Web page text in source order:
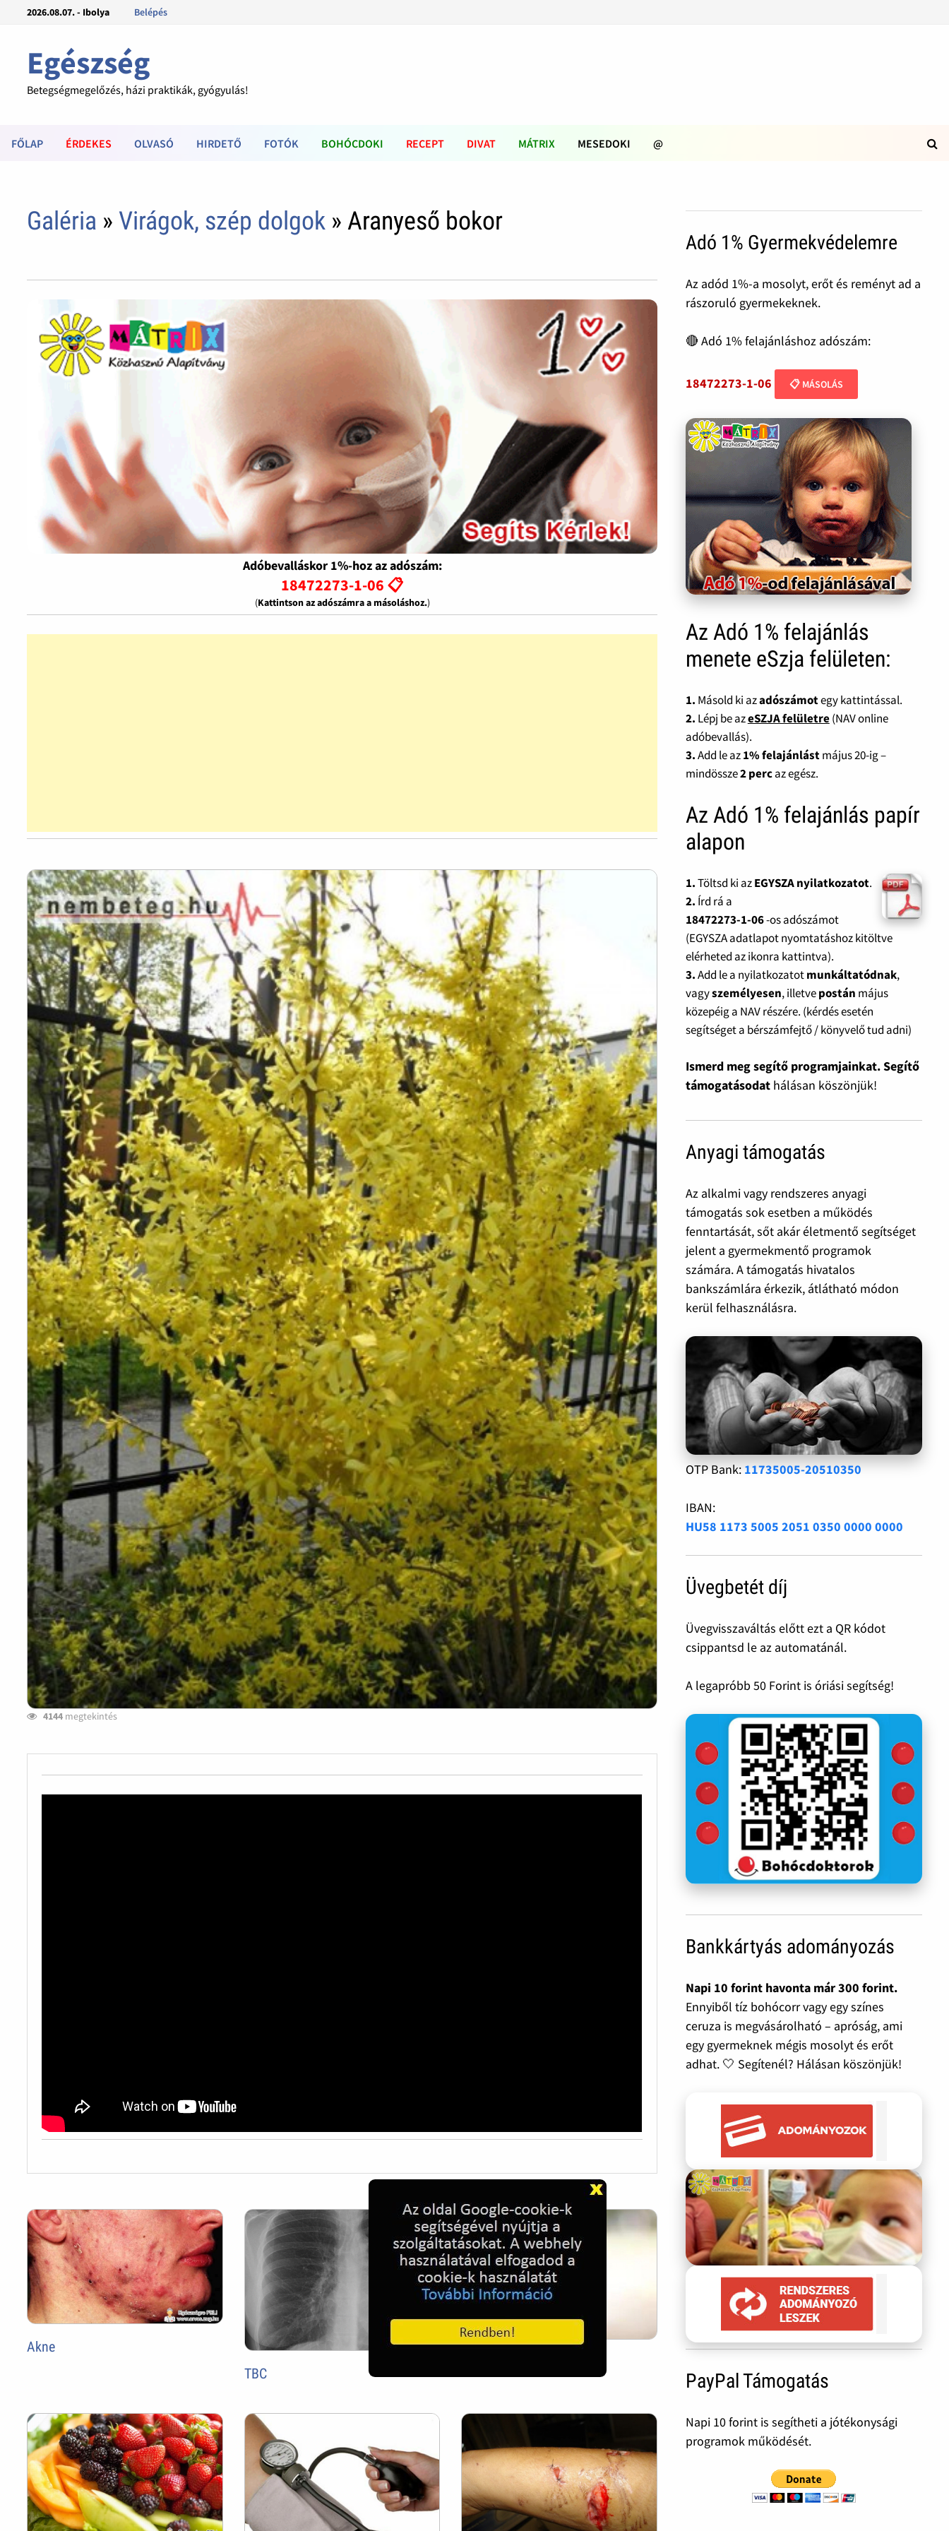
2026.08.07. - Ibolya Belépés
Egészség
Betegségmegelőzés, házi praktikák, gyógyulás!
FŐLAP ÉRDEKES OLVASÓ HIRDETŐ FOTÓK BOHÓCDOKI RECEPT DIVAT MÁTRIX MESEDOKI @
Galéria » Virágok, szép dolgok » Aranyeső bokor
Adóbevalláskor 1%-hoz az adószám:
18472273-1-06 📋
(Kattintson az adószámra a másoláshoz.)
4144 megtekintés
Akne
TBC
Adó 1% Gyermekvédelemre
Az adód 1%-a mosolyt, erőt és reményt ad a
rászoruló gyermekeknek.
🔴 Adó 1% felajánláshoz adószám:
18472273-1-06 📋 MÁSOLÁS
Az Adó 1% felajánlás
menete eSzja felületen:
1. Másold ki azadószámotegy kattintással.
2. Lépj be azeSZJA felületre(NAV online
adóbevallás).
3.Add le az1% felajánlástmájus 20-ig –
mindössze2 percaz egész.
Az Adó 1% felajánlás papír
alapon
1.Töltsd ki azEGYSZA nyilatkozatot.
2. Írd rá a
18472273-1-06-os adószámot
(EGYSZA adatlapot nyomtatáshoz kitöltve
elérheted az ikonra kattintva).
3.Add le a nyilatkozatotmunkáltatódnak,
vagyszemélyesen, illetvepostán május
közepéig a NAV részére. (kérdés esetén
segítséget a bérszámfejtő / könyvelő tud adni)
Ismerd meg segítő programjainkat. Segítő
támogatásodat hálásan köszönjük!
Anyagi támogatás
Az alkalmi vagy rendszeres anyagi
támogatás sok esetben a működés
fenntartását, sőt akár életmentő segítséget
jelent a gyermekmentő programok
számára. A támogatás hivatalos
bankszámlára érkezik, átlátható módon
kerül felhasználásra.
OTP Bank: 11735005-20510350
IBAN:
HU58 1173 5005 2051 0350 0000 0000
Üvegbetét díj
Üvegvisszaváltás előtt ezt a QR kódot
csippantsd le az automatánál.
A legapróbb 50 Forint is óriási segítség!
Bankkártyás adományozás
Napi 10 forint havonta már 300 forint.
Ennyiből tíz bohócorr vagy egy színes
ceruza is megvásárolható – apróság, ami
egy gyermeknek mégis mosolyt és erőt
adhat. 🤍 Segítenél? Hálásan köszönjük!
PayPal Támogatás
Napi 10 forint is segítheti a jótékonysági
programok működését.